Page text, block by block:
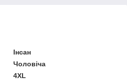
Інсан
Чоловіча
4XL